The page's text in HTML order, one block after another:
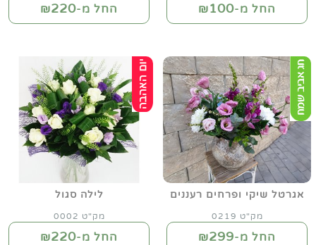
החל מ-₪100 החל מ-₪220
אגרטל שיקי ופרחים רעננים
מק"ט 0219
החל מ-₪299
לילה סגול
מק"ט 0002
החל מ-₪220